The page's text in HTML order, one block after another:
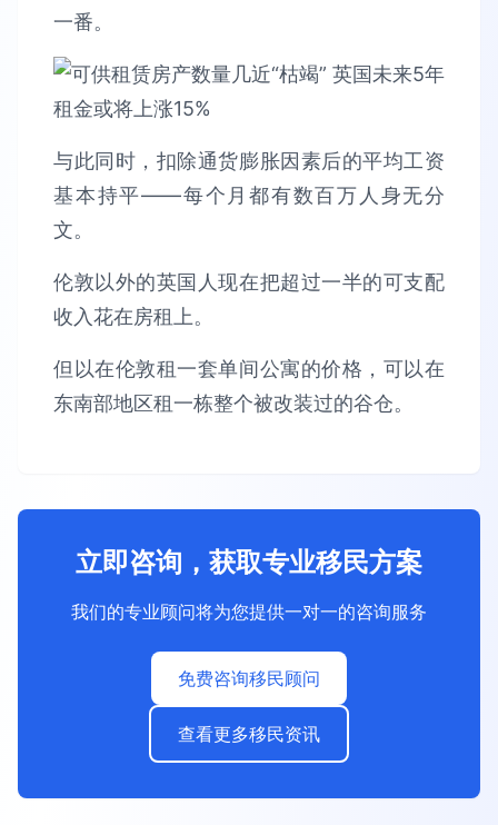
一番。
与此同时，扣除通货膨胀因素后的平均工资
基本持平——每个月都有数百万人身无分
文。
伦敦以外的英国人现在把超过一半的可支配
收入花在房租上。
但以在伦敦租一套单间公寓的价格，可以在
东南部地区租一栋整个被改装过的谷仓。
立即咨询，获取专业移民方案
我们的专业顾问将为您提供一对一的咨询服务
免费咨询移民顾问
查看更多移民资讯